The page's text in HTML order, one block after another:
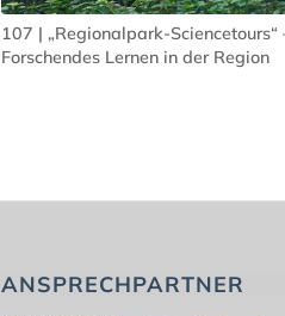
107 | „Regionalpark-Sciencetours“
Forschendes Lernen in der Region
ANSPRECHPARTNER